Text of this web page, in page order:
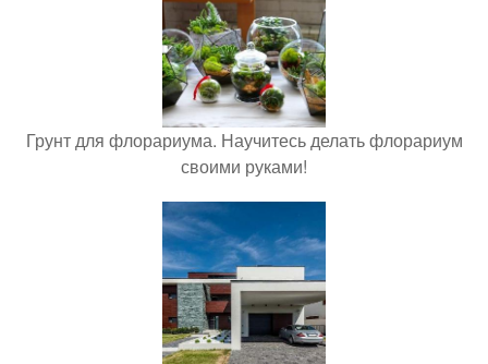
Грунт для флорариума. Научитесь делать флорариум
своими руками!